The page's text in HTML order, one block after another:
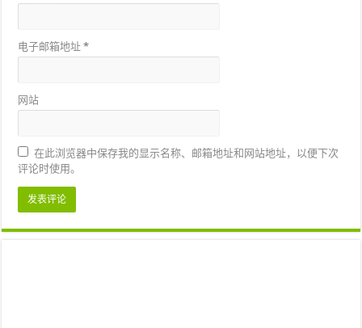
电子邮箱地址*
网站
在此浏览器中保存我的显示名称、邮箱地址和网站地址，以便下次
评论时使用。